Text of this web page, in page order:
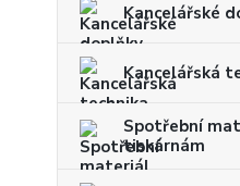
Kancelářské
Kancelářská
Spotřební
tiskárnám